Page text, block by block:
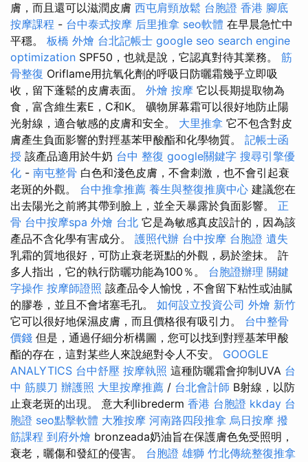
膚，而且還可以滋潤皮膚 西屯肩頸放鬆 台胞證 香港 腳底
按摩課程 - 台中泰式按摩 后里推拿 seo軟體 在早晨急忙中
平穩。 板橋 外燴 台北記帳士 google seo search engine
optimization SPF50，也就是說，它認真對待其業務。 筋
骨整復 Oriflame用抗氧化劑的呼吸日防曬霜幾乎立即吸
收，留下蓬鬆的皮膚表面。 外燴 按摩 它以長期提取物為
食，富含維生素E，C和K。 礦物屏幕霜可以很好地防止陽
光射線，適合敏感的皮膚和安全。 大里推拿 它不包含對皮
膚產生負面影響的對羥基苯甲酸酯和化學物質。 記帳士函
授 該產品適用於牛奶 台中 整復 google關鍵字 搜尋引擎優
化 - 南屯整骨 白色和淺色皮膚，不會刺激，也不會引起衰
老斑的外觀。 台中推拿推薦 養生與整復推廣中心 建議您在
出去陽光之前將其帶到臉上，並全天暴露於負面影響。 正
骨 台中按摩spa 外燴 台北 它是為敏感真皮設計的，因為該
產品不含化學有害成分。 護照代辦 台中按摩 台胞證 遺失
乳霜的質地很好，可防止衰老斑點的外觀，易於塗抹。 許
多人指出，它的執行防曬功能為100％。 台胞證辦理 關鍵
字操作 按摩師證照 該產品令人愉悅，不會留下粘性或油膩
的膠卷，並且不會堵塞毛孔。 如何設立投資公司 外燴 新竹
它可以很好地保濕皮膚，而且價格很有吸引力。 台中整骨
價錢 但是，通過仔細分析構圖，您可以找到對羥基苯甲酸
酯的存在，這對某些人來說絕對令人不安。 GOOGLE
ANALYTICS 台中舒壓 按摩執照 這種防曬霜會抑制UVA 台
中 筋膜刀 辦護照 大里按摩推薦 / 台北會計師 B射線，以防
止衰老斑的出現。 意大利librederm 香港 台胞證 kkday 台
胞證 seo點擊軟體 大雅按摩 河南路四段推拿 烏日按摩 撥
筋課程 到府外燴 bronzeada奶油旨在保護膚色免受照明，
衰老，曬傷和發紅的侵害。 台胞證 雄獅 竹北傳統整復推拿